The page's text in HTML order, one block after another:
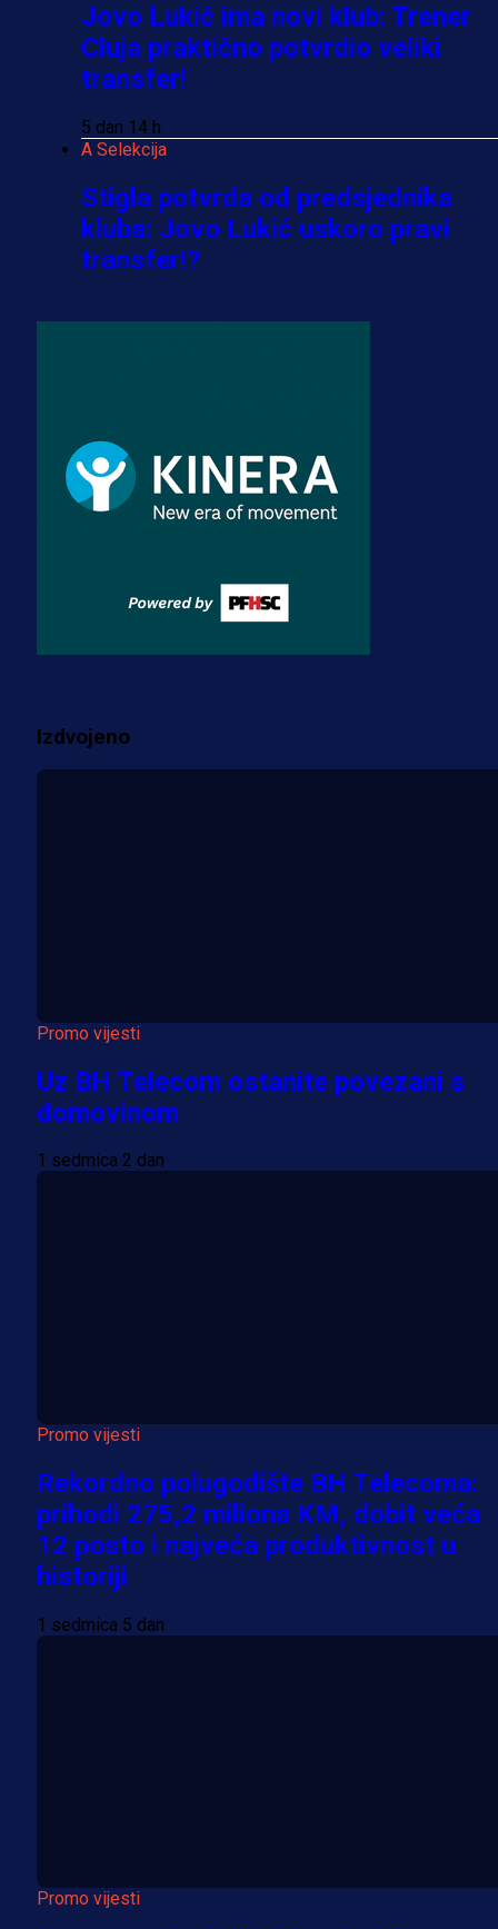
Jovo Lukić ima novi klub: Trener
Cluja praktično potvrdio veliki
transfer!
5 dan 14 h
A Selekcija
Stigla potvrda od predsjednika
kluba: Jovo Lukić uskoro pravi
transfer!?
dres BiH!
3 sedmica 5 dan
Premijer liga BiH
za pranje novca, pretresaju
prostorije FK Borac!
Izdvojeno
Promo vijesti
Uz BH Telecom ostanite povezani s
domovinom
1 sedmica 2 dan
Promo vijesti
Rekordno polugodište BH Telecoma:
prihodi 275,2 miliona KM, dobit veća
12 posto i najveća produktivnost u
historiji
1 sedmica 5 dan
Promo vijesti